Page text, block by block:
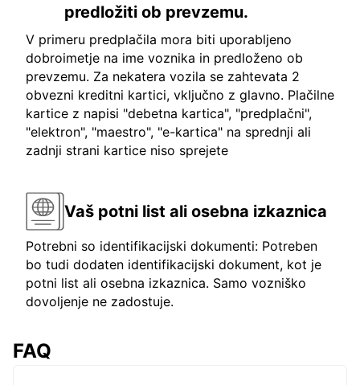
predložiti ob prevzemu.
V primeru predplačila mora biti uporabljeno
dobroimetje na ime voznika in predloženo ob
prevzemu. Za nekatera vozila se zahtevata 2
obvezni kreditni kartici, vključno z glavno. Plačilne
kartice z napisi "debetna kartica", "predplačni",
"elektron", "maestro", "e-kartica" na sprednji ali
zadnji strani kartice niso sprejete
Vaš potni list ali osebna izkaznica
Potrebni so identifikacijski dokumenti: Potreben
bo tudi dodaten identifikacijski dokument, kot je
potni list ali osebna izkaznica. Samo vozniško
dovoljenje ne zadostuje.
FAQ